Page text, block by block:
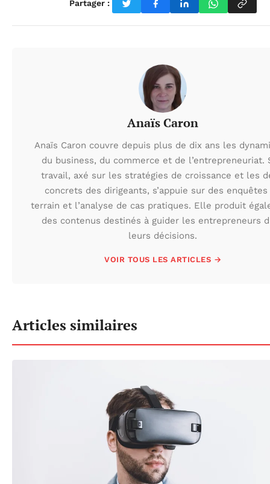
Partager :
Anaïs Caron
Anaïs Caron couvre depuis plus de dix ans les
du business, du commerce et de l’entrepreneuriat.
travail, axé sur les stratégies de croissance et les
concrets des dirigeants, s’appuie sur des enquêtes
terrain et l’analyse de cas pratiques. Elle produit
des contenus destinés à guider les entrepreneurs
leurs décisions.
VOIR TOUS LES ARTICLES →
Articles similaires